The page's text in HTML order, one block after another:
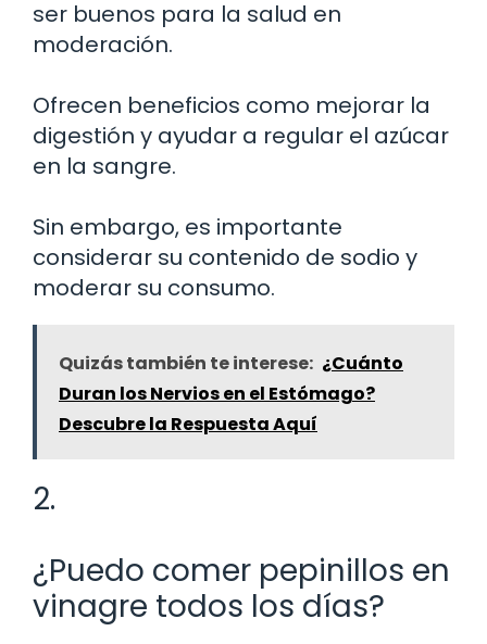
ser buenos para la salud en
moderación.
Ofrecen beneficios como mejorar la
digestión y ayudar a regular el azúcar
en la sangre.
Sin embargo, es importante
considerar su contenido de sodio y
moderar su consumo.
Quizás también te interese: ¿Cuánto
Duran los Nervios en el Estómago?
Descubre la Respuesta Aquí
2.
¿Puedo comer pepinillos en
vinagre todos los días?